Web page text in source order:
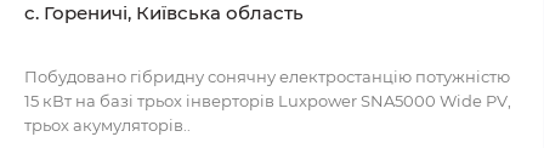
c. Гореничі, Київська область
Побудовано гібридну сонячну електростанцію потужністю
15 кВт на базі трьох інверторів Luxpower SNA5000 Wide PV,
трьох акумуляторів..